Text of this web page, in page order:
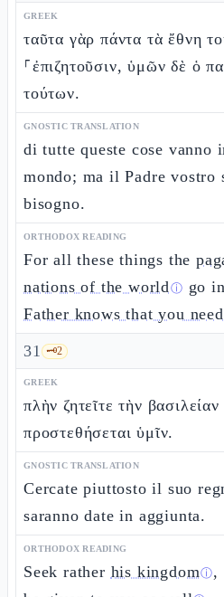
GREEK
ταῦτα γὰρ πάντα τὰ ἔθνη
⸀ἐπιζητοῦσιν, ὑμῶν δὲ ὁ
τούτων.
GNOSTIC TRANSLATION
di tutte queste cose vanno
mondo; ma il Padre vostro
bisogno.
ORTHODOX READING
For all these things the
nations of the worldⓘ go
Father knows that you
31 🗝️2
GREEK
πλὴν ζητεῖτε τὴν
προστεθήσεται ὑμῖν.
GNOSTIC TRANSLATION
Cercate piuttosto il suo
saranno date in aggiunta.
ORTHODOX READING
Seek rather his kingdomⓘ,